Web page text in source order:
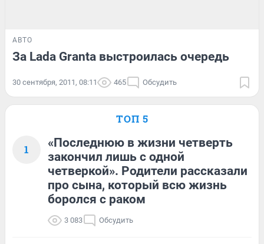
АВТО
За Lada Granta выстроилась очередь
30 сентября, 2011, 08:11 465 Обсудить
ТОП 5
1
«Последнюю в жизни четверть
закончил лишь с одной
четверкой». Родители рассказали
про сына, который всю жизнь
боролся с раком
3 083 Обсудить